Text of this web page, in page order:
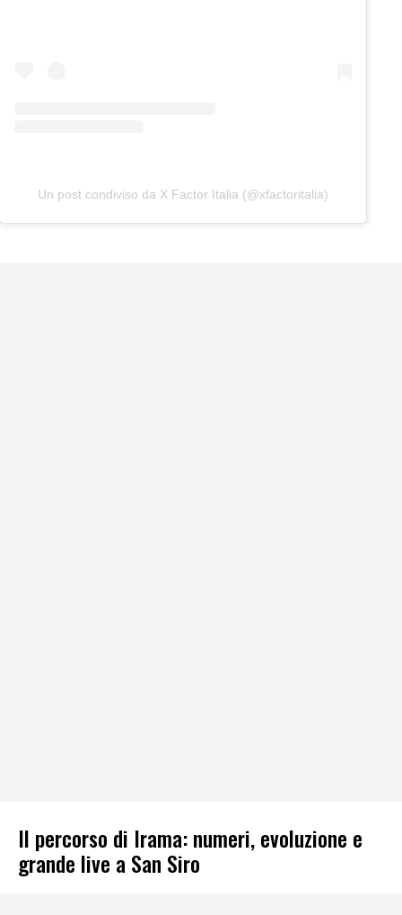
Un post condiviso da X Factor Italia (@xfactoritalia)
Il percorso di Irama: numeri, evoluzione e
grande live a San Siro